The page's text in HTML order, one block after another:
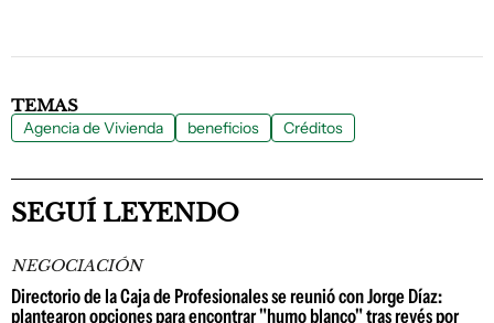
TEMAS
Agencia de Vivienda beneficios Créditos
SEGUÍ LEYENDO
NEGOCIACIÓN
Directorio de la Caja de Profesionales se reunió con Jorge Díaz:
plantearon opciones para encontrar "humo blanco" tras revés por